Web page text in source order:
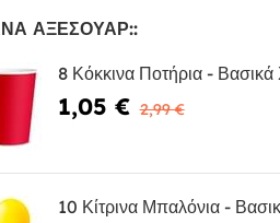
ΑΞΕΣΟΥΆΡ::
8 Κόκκινα Ποτήρια -
1,05 € 2,99 €
10 Κίτρινα Μπαλόνια -